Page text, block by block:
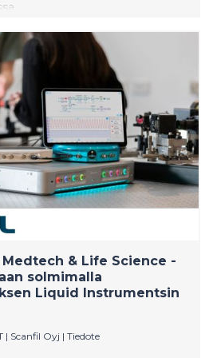
& Life Science -
solmimalla
Liquid Instrumentsin
| Scanfil Oyj | Tiedote